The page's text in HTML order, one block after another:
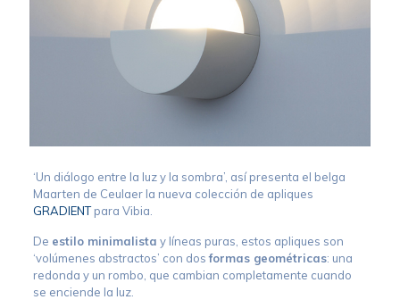
‘Un diálogo entre la luz y la sombra’, así presenta el belga
Maarten de Ceulaer la nueva colección de apliques
GRADIENTpara Vibia.
De estilo minimalista y líneas puras, estos apliques son
‘volúmenes abstractos’ con dosformas geométricas: una
redonda y un rombo, que cambian completamente cuando
se enciende la luz.